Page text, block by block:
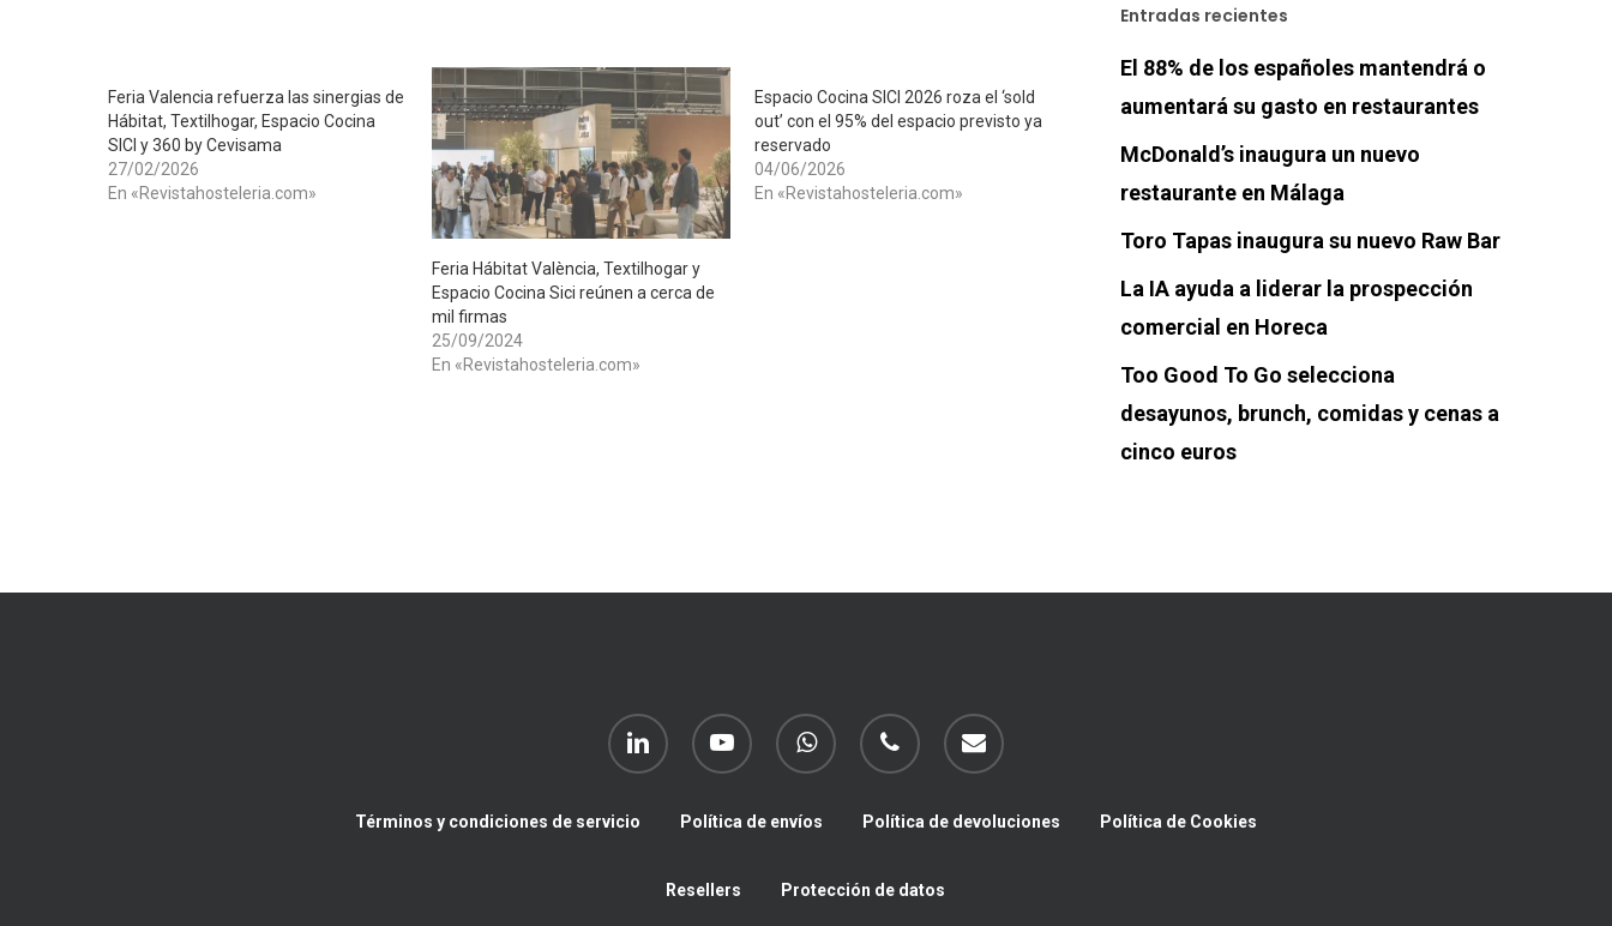
Feria Valencia refuerza las sinergias de
Hábitat, Textilhogar, Espacio Cocina
SICI y 360 by Cevisama
27/02/2026
En «Revistahosteleria.com»
Feria Hábitat València, Textilhogar y
Espacio Cocina Sici reúnen a cerca de
mil firmas
25/09/2024
En «Revistahosteleria.com»
Espacio Cocina SICI 2026 roza el ‘sold
out’ con el 95% del espacio previsto ya
reservado
04/06/2026
En «Revistahosteleria.com»
Entradas recientes
El 88% de los españoles mantendrá o
aumentará su gasto en restaurantes
McDonald’s inaugura un nuevo
restaurante en Málaga
Toro Tapas inaugura su nuevo Raw Bar
La IA ayuda a liderar la prospección
comercial en Horeca
Too Good To Go selecciona
desayunos, brunch, comidas y cenas a
cinco euros
linkedin youtube whatsapp phone email
Términos y condiciones de servicio Política de envíos Política de devoluciones Política de Cookies
Resellers Protección de datos